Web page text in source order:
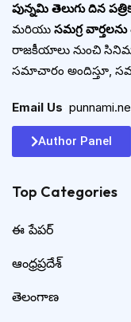
పున్నమి తెలుగు దిన
మరియు సమగ్ర వార్తలను
రాజకీయాలు నుంచి
సమాచారం అందిస్తూ,
Email Us
Author Panel
Top Categories​
ఈ పేపర్
ఆంధ్రప్రదేశ్
తెలంగాణ